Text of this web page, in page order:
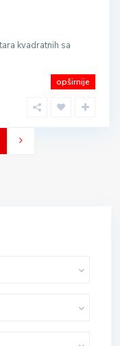
kvadratnih sa
opširnije